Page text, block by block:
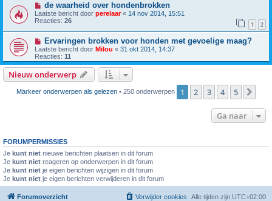
de waarheid over hondenbrokken
Laatste bericht door perelaar« 14 nov 2014, 15:51
Reacties: 26 1 2
Ervaringen brokken voor honden met gevoelige maag?
Laatste bericht door Milou « 31 okt 2014, 14:37
Reacties: 11
Nieuw onderwerp
Markeer onderwerpen als gelezen • 250 onderwerpen 1 2 3 4 5
Ga naar
FORUMPERMISSIES
Je kunt niet nieuwe berichten plaatsen in dit forum
Je kunt niet reageren op onderwerpen in dit forum
Je kunt niet je eigen berichten wijzigen in dit forum
Je kunt niet je eigen berichten verwijderen in dit forum
Forumoverzicht Alle tijden zijn UTC+02:00
Verwijder cookies